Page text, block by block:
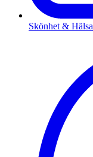
Skönhet & Hälsa